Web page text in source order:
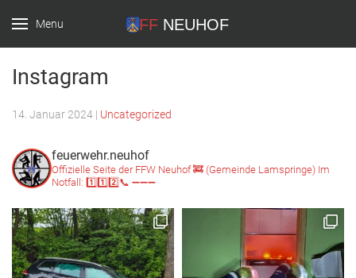
Menu
Instagram
14. Januar 2024 | Uncategorized
feuerwehr.neuhof
Offizielle Seite der FFW Neuhof 🚒 (Gemeinde Lamspringe) Im
Notfall: 1️⃣1️⃣2️⃣📞 ➖➖➖